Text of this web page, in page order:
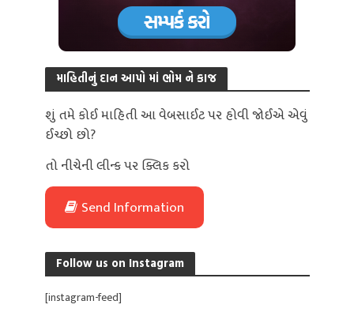
માહિતીનું દાન આપો માં ભોમ ને કાજ
શું તમે કોઈ માહિતી આ વેબસાઈટ પર હોવી જોઈએ એવું
ઈચ્છો છો?
તો નીચેની લીન્ક પર ક્લિક કરો
Send Information
Follow us on Instagram
[instagram-feed]